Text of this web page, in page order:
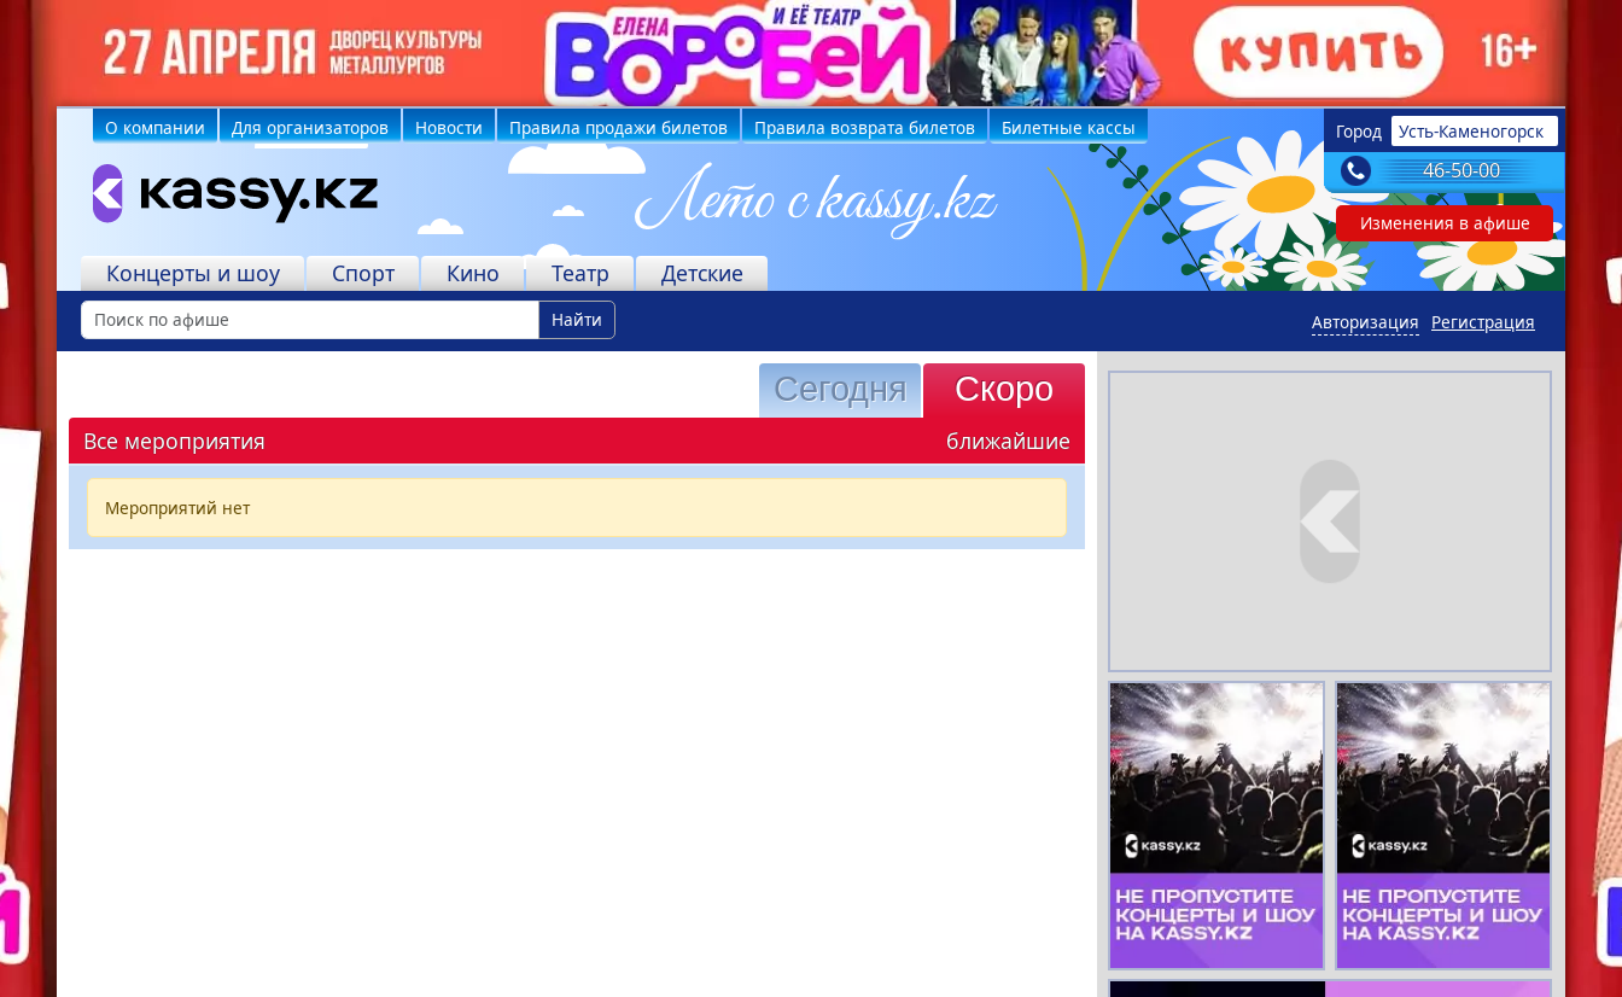
Город Усть-Каменогорск
46-50-00
Изменения в афише
О компании Для организаторов Новости Правила продажи билетов Правила возврата билетов
Билетные кассы
Учреждения
Концерты и шоу Спорт Кино Театр Детские
Найти Регистрация
Авторизация
Сегодня Скоро
Все мероприятия ближайшие
Мероприятий нет